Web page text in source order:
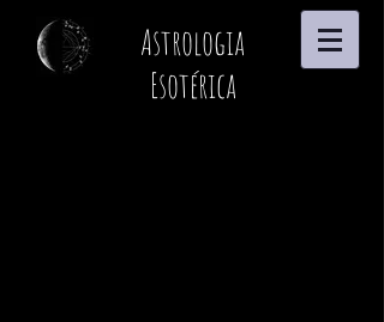
Astrologia
Esotérica